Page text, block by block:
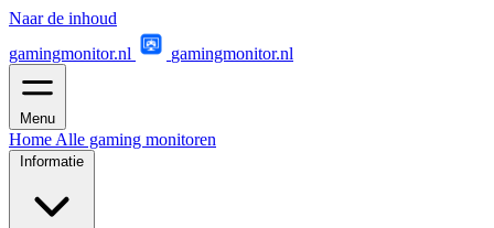
Naar de inhoud
gamingmonitor.nl
gamingmonitor.nl
Menu
Home Alle gaming monitoren
Informatie